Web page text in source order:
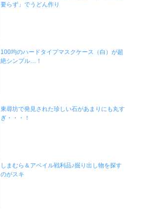
要らず」でうどん作り
100均のハードタイプマスクケース（白）が超
絶シンプル…！
東尋坊で発見された珍しい石があまりにも丸す
ぎ・・・！
しまむら＆アベイル戦利品♪掘り出し物を探す
のがスキ